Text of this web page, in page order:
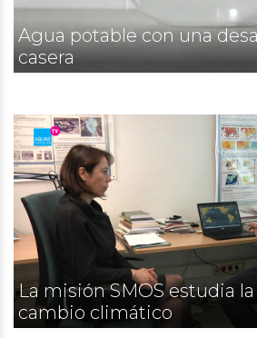
Agua potable con una
casera
La misión SMOS estudia
cambio climático